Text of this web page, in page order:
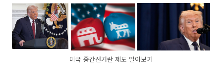
미국 중간선거란 제도 알아보기